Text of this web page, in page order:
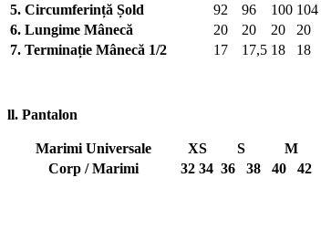
5. Circumferință Șold
92 96 100 104
6. Lungime Mânecă
20 20 20 20
7. Terminație Mânecă 1/2
17 17,5 18 18
ll. Pantalon
Marimi Universale XS S M
Corp / Marimi
32 34 36 38 40 42